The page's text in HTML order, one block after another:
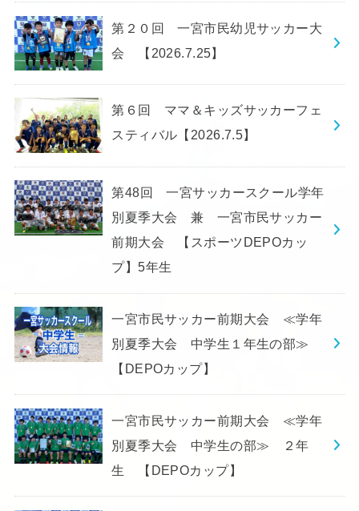
第２０回 一宮市民幼児サッカー大
会 【2026.7.25】
第６回 ママ＆キッズサッカーフェ
スティバル【2026.7.5】
第48回 一宮サッカースクール学年
別夏季大会 兼 一宮市民サッカー
前期大会 【スポーツDEPOカッ
プ】5年生
一宮市民サッカー前期大会 ≪学年
別夏季大会 中学生１年生の部≫
【DEPOカップ】
一宮市民サッカー前期大会 ≪学年
別夏季大会 中学生の部≫ ２年
生 【DEPOカップ】